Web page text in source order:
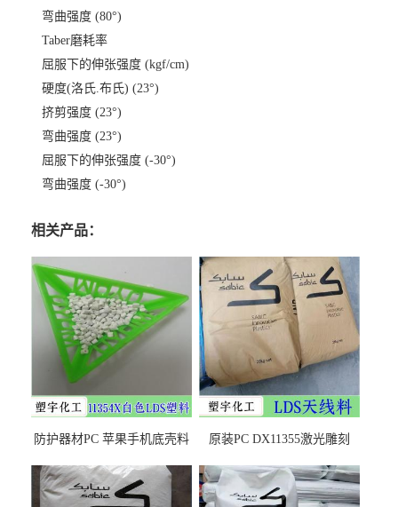
弯曲强度 (80°)
Taber磨耗率
屈服下的伸张强度 (kgf/cm)
硬度(洛氏.布氏) (23°)
挤剪强度 (23°)
弯曲强度 (23°)
屈服下的伸张强度 (-30°)
弯曲强度 (-30°)
相关产品：
防护器材PC 苹果手机底壳料
之忧
原装PC DX11355激光雕刻